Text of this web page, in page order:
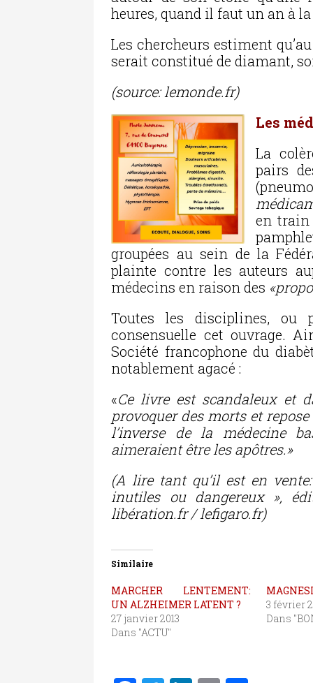
heures, quand il faut un an à
Les chercheurs estiment
serait constitué de diamant,
(source: lemonde.fr)
Les
La
pairs
en train
groupées au sein de la
plainte contre les auteurs
médecins en raison des
Toutes les disciplines, ou
consensuelle cet ouvrage.
Société francophone du
notablement agacé :
«Ce livre est scandaleux et
provoquer des morts et
l’inverse de la médecine
aimeraient être les apôtres.»
(A lire tant qu’il est en
inutiles ou dangereux »,
libération.fr / lefigaro.fr)
Similaire
MARCHER LENTEMENT:
UN ALZHEIMER LATENT ?
27 janvier 2013
Dans "ACTU"
3 février
Dans